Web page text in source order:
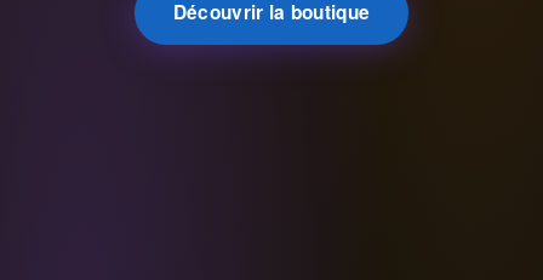
Découvrir la boutique